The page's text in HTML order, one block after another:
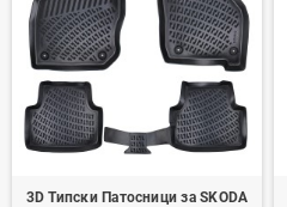
3D Типски Патосници за SKODA